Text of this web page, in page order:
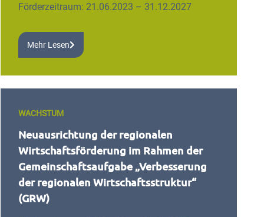
Förderzeitraum: 21.06.2023 – 31.12.2027
Mehr Lesen
WACHSTUM
Neuausrichtung der regionalen
Wirtschaftsförderung im Rahmen der
Gemeinschaftsaufgabe „Verbesserung
der regionalen Wirtschaftsstruktur“
(GRW)